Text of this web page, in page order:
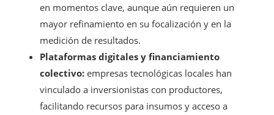
en momentos clave, aunque aún requieren un
mayor refinamiento en su focalización y en la
medición de resultados.
Plataformas digitales y financiamiento
colectivo: empresas tecnológicas locales han
vinculado a inversionistas con productores,
facilitando recursos para insumos y acceso a